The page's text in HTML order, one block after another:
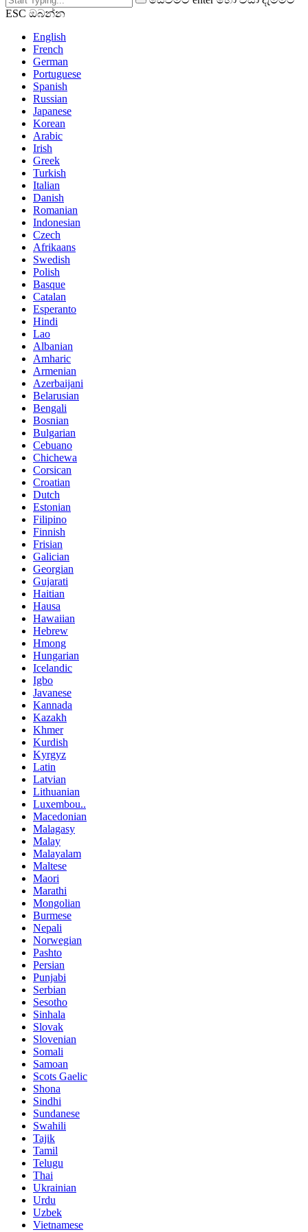
ESC ඔබන්න
English
French
German
Portuguese
Spanish
Russian
Japanese
Korean
Arabic
Irish
Greek
Turkish
Italian
Danish
Romanian
Indonesian
Czech
Afrikaans
Swedish
Polish
Basque
Catalan
Esperanto
Hindi
Lao
Albanian
Amharic
Armenian
Azerbaijani
Belarusian
Bengali
Bosnian
Bulgarian
Cebuano
Chichewa
Corsican
Croatian
Dutch
Estonian
Filipino
Finnish
Frisian
Galician
Georgian
Gujarati
Haitian
Hausa
Hawaiian
Hebrew
Hmong
Hungarian
Icelandic
Igbo
Javanese
Kannada
Kazakh
Khmer
Kurdish
Kyrgyz
Latin
Latvian
Lithuanian
Luxembou..
Macedonian
Malagasy
Malay
Malayalam
Maltese
Maori
Marathi
Mongolian
Burmese
Nepali
Norwegian
Pashto
Persian
Punjabi
Serbian
Sesotho
Sinhala
Slovak
Slovenian
Somali
Samoan
Scots Gaelic
Shona
Sindhi
Sundanese
Swahili
Tajik
Tamil
Telugu
Thai
Ukrainian
Urdu
Uzbek
Vietnamese